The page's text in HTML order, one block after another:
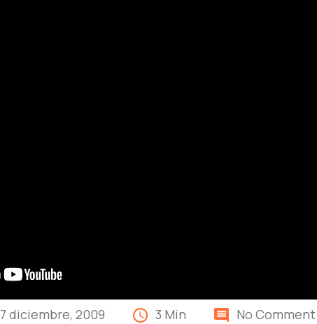
7 diciembre, 2009 3 Min No Comment